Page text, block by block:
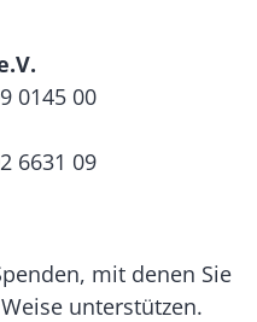
0145 00
6631 09
mit denen Sie
unterstützen.